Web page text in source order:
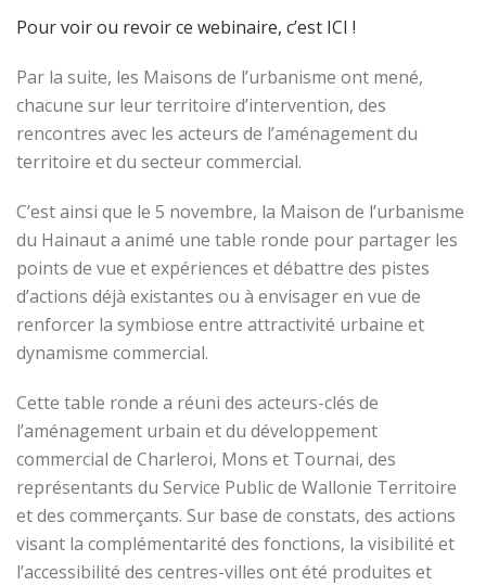
Pour voir ou revoir ce webinaire, c’est ICI !
Par la suite, les Maisons de l’urbanisme ont mené,
chacune sur leur territoire d’intervention, des
rencontres avec les acteurs de l’aménagement du
territoire et du secteur commercial.
C’est ainsi que le 5 novembre, la Maison de l’urbanisme
du Hainaut a animé une table ronde pour partager les
points de vue et expériences et débattre des pistes
d’actions déjà existantes ou à envisager en vue de
renforcer la symbiose entre attractivité urbaine et
dynamisme commercial.
Cette table ronde a réuni des acteurs-clés de
l’aménagement urbain et du développement
commercial de Charleroi, Mons et Tournai, des
représentants du Service Public de Wallonie Territoire
et des commerçants. Sur base de constats, des actions
visant la complémentarité des fonctions, la visibilité et
l’accessibilité des centres-villes ont été produites et